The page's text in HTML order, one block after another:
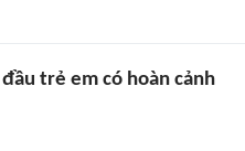
trẻ em có hoàn cảnh